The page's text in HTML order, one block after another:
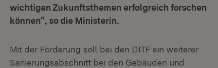
wichtigen Zukunftsthemen erfolgreich forschen
können“, so die Ministerin.
Mit der Förderung soll bei den DITF ein weiterer
Sanierungsabschnitt bei den Gebäuden und